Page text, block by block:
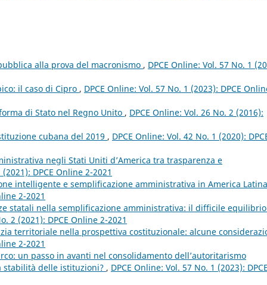
alla prova del macronismo , DPCE Online: Vol. 57 No. 1
il caso di Cipro , DPCE Online: Vol. 57 No. 1 (2023): DPCE
di Stato nel Regno Unito , DPCE Online: Vol. 26 No. 2 (2016):
cubana del 2019 , DPCE Online: Vol. 42 No. 1 (2020):
negli Stati Uniti d’America tra trasparenza e
DPCE Online 2-2021
intelligente e semplificazione amministrativa in America
2-2021
statali nella semplificazione amministrativa: il difficile
2 (2021): DPCE Online 2-2021
territoriale nella prospettiva costituzionale: alcune
2-2021
un passo in avanti nel consolidamento dell’autoritarismo
stabilità delle istituzioni? , DPCE Online: Vol. 57 No. 1 (2023):